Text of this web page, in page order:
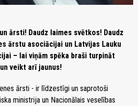
ārsti! Daudz laimes svētkos! Daudz
ārstu asociācijai un Latvijas Lauku
– lai viņām spēka braši turpināt
veikt arī jaunus!
ārsti - ir līdzestīgi un saprotoši
ministrija un Nacionālais veselības